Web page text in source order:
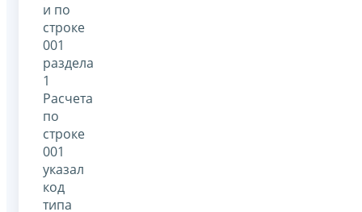
и по
строке
001
раздела
1
Расчета
по
строке
001
указал
код
типа